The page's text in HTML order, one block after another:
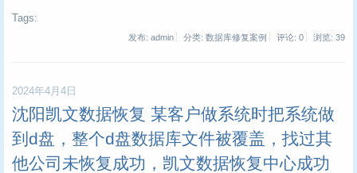
Tags:
发布: admin 分类: 数据库修复案例 评论: 0 浏览: 39
2024年4月4日
沈阳凯文数据恢复 某客户做系统时把系统做
到d盘，整个d盘数据库文件被覆盖，找过其
他公司未恢复成功，凯文数据恢复中心成功